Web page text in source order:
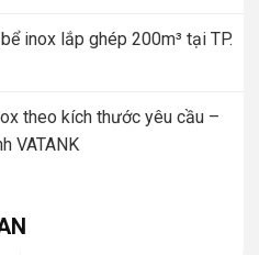
inox lắp ghép 200m³ tại TP.
theo kích thước yêu cầu –
VATANK